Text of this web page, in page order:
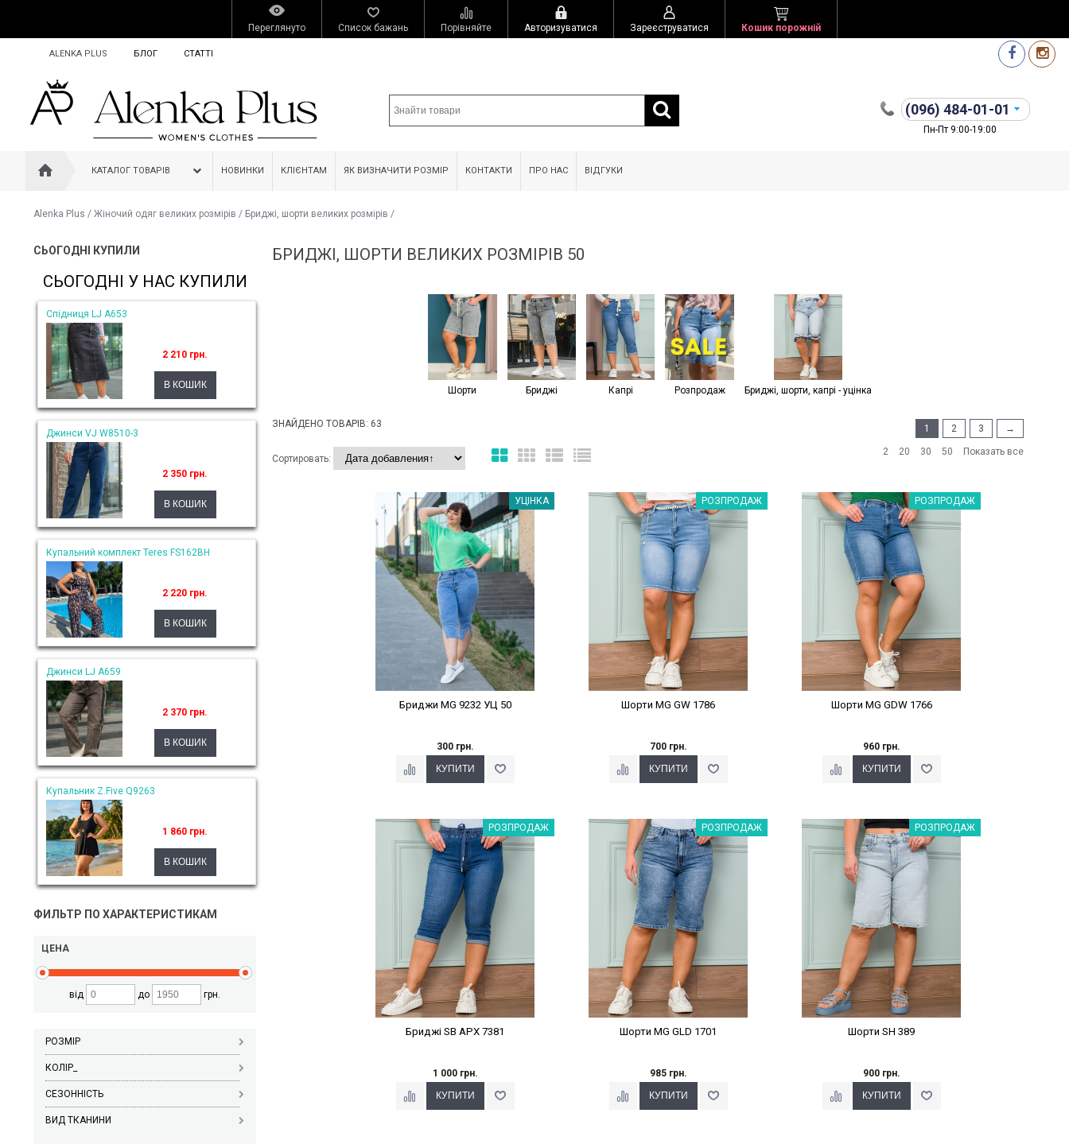
Переглянуто Список бажань Порівняйте Авторизуватися Зареєструватися Кошик порожній
ALENKA PLUS БЛОГ СТАТТІ
(096) 484-01-01
Пн-Пт 9:00-19:00
КАТАЛОГ ТОВАРІВ НОВИНКИ КЛІЄНТАМ ЯК ВИЗНАЧИТИ РОЗМІР КОНТАКТИ ПРО НАС ВІДГУКИ
Alenka Plus / Жіночий одяг великих розмірів / Бриджі, шорти великих розмірів /
СЬОГОДНІ КУПИЛИ
СЬОГОДНІ У НАС КУПИЛИ
Спідниця LJ A653
2 210 грн.
Джинси VJ W8510-3
2 350 грн.
Купальний комплект Teres FS162BH
2 220 грн.
Джинси LJ A659
2 370 грн.
Купальник Z.Five Q9263
1 860 грн.
ФИЛЬТР ПО ХАРАКТЕРИСТИКАМ
ЦЕНА
від до грн.
РОЗМІР
КОЛІР_
СЕЗОННІСТЬ
ВИД ТКАНИНИ
БРИДЖІ, ШОРТИ ВЕЛИКИХ РОЗМІРІВ 50
Шорти Бриджі Капрі Розпродаж Бриджі, шорти, капрі - уцінка
ЗНАЙДЕНО ТОВАРІВ: 63 1 2 3 →
Сортировать:
2 20 30 50 Показать все
Наклейки Варіант з % УЦІНКА
Бриджи MG 9232 УЦ 50
300 грн.
Наклейки Варіант з %РОЗПРОДАЖ
Шорти MG GW 1786
700 грн.
Наклейки Варіант з %РОЗПРОДАЖ
Шорти MG GDW 1766
960 грн.
Наклейки Варіант з %РОЗПРОДАЖ
Бриджі SB APX 7381
1 000 грн.
Наклейки Варіант з %РОЗПРОДАЖ
Шорти MG GLD 1701
985 грн.
Наклейки Варіант з %РОЗПРОДАЖ
Шорти SH 389
900 грн.